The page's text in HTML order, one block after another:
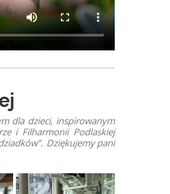
dla dzieci, inspirowanym
i Filharmonii Podlaskiej
Dziękujemy pani